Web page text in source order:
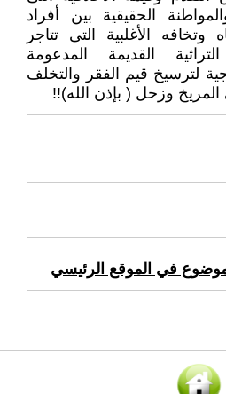
الحقيقية بين ‏أفراد
الأغلبية التى تتاجر
القديمة المدعومة
‏لترسيخ قيم الفقر والتخلف
المريخ وزحل ( بإذن الله)!!‏
في الموقع الرئيسي